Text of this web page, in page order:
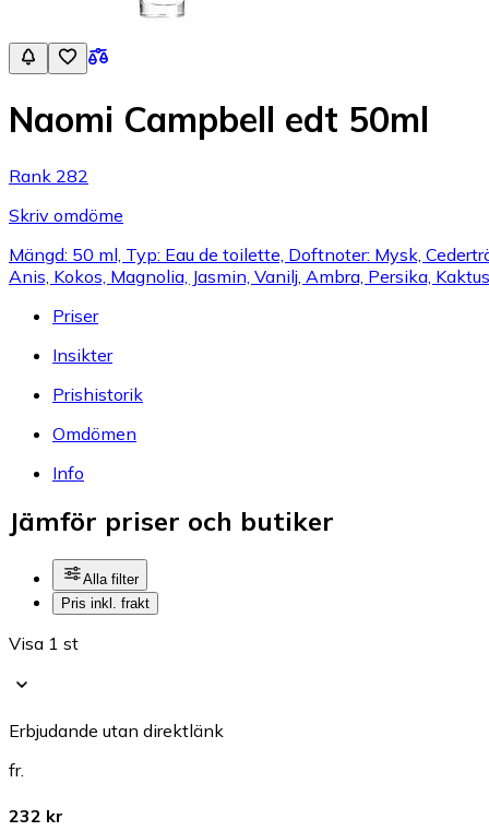
Naomi Campbell edt 50ml
Rank 282
Skriv omdöme
Mängd: 50 ml, Typ: Eau de toilette, Doftnoter: Mysk,
Anis, Kokos, Magnolia, Jasmin, Vanilj, Ambra, Persika,
Priser
Insikter
Prishistorik
Omdömen
Info
Jämför priser och butiker
Alla filter
Pris inkl. frakt
Visa 1 st
Erbjudande utan direktlänk
fr.
232 kr